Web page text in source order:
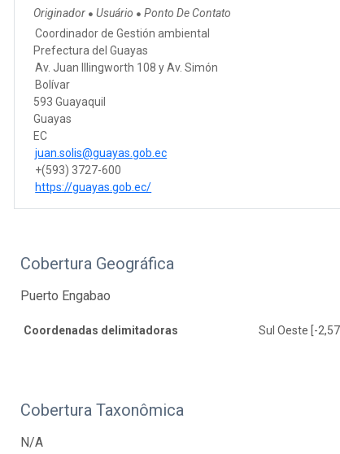
Originador ● Usuário ● Ponto De Contato
Coordinador de Gestión ambiental
Prefectura del Guayas
Av. Juan Illingworth 108 y Av. Simón
Bolívar
593 Guayaquil
Guayas
EC
juan.solis@guayas.gob.ec
+(593) 3727-600
https://guayas.gob.ec/
Cobertura Geográfica
Puerto Engabao
Coordenadas delimitadoras Sul Oeste [-
Cobertura Taxonômica
N/A